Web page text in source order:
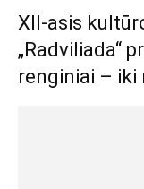
XII-asis
„Radviliada“
renginiai – iki